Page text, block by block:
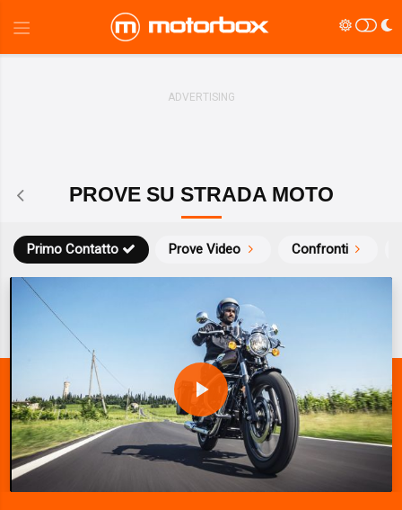
PROVE SU STRADA MOTO
Prove Video Confronti
Primo Contatto
P
l
a